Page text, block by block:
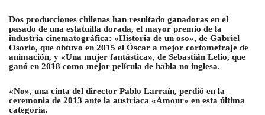
Dos producciones chilenas han resultado ganadoras en el
pasado de una estatuilla dorada, el mayor premio de la
industria cinematográfica: «Historia de un oso», de Gabriel
Osorio, que obtuvo en 2015 el Óscar a mejor cortometraje de
animación, y «Una mujer fantástica», de Sebastián Lelio, que
ganó en 2018 como mejor película de habla no inglesa.
«No», una cinta del director Pablo Larraín, perdió en la
ceremonia de 2013 ante la austríaca «Amour» en esta última
categoría.